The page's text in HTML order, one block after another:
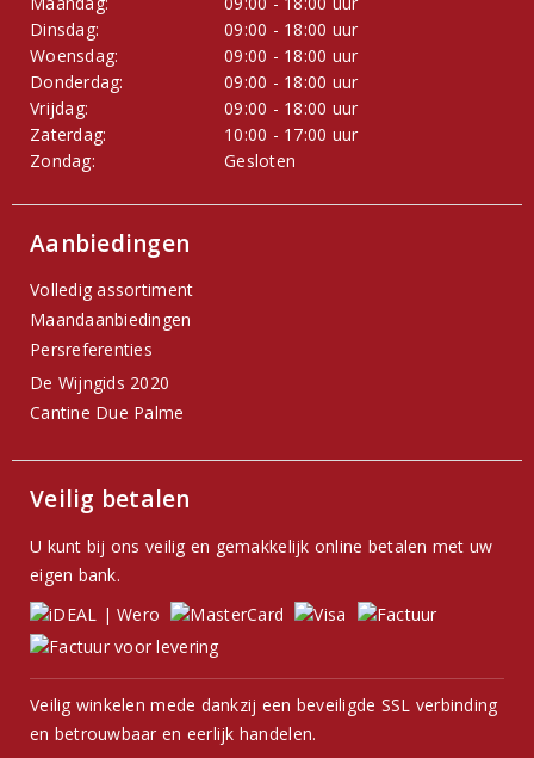
Dinsdag:
09:00 - 18:00 uur
Woensdag:
09:00 - 18:00 uur
Donderdag:
09:00 - 18:00 uur
Vrijdag:
09:00 - 18:00 uur
Zaterdag:
10:00 - 17:00 uur
Zondag:
Gesloten
Aanbiedingen
Volledig assortiment
Maandaanbiedingen
Persreferenties
De Wijngids 2020
Cantine Due Palme
Veilig betalen
U kunt bij ons veilig en gemakkelijk online betalen met uw
eigen bank.
Veilig winkelen mede dankzij een beveiligde SSL verbinding
en betrouwbaar en eerlijk handelen.